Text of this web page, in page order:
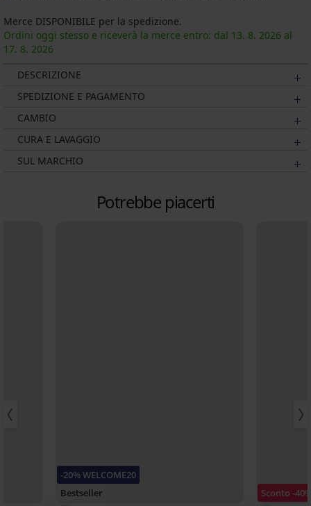
Merce DISPONIBILE per la spedizione.
Ordini oggi stesso e riceverà la merce entro: dal 13. 8. 2026 al
17. 8. 2026
DESCRIZIONE
SPEDIZIONE E PAGAMENTO
CAMBIO
CURA E LAVAGGIO
SUL MARCHIO
Potrebbe piacerti
-20% WELCOME20
Bestseller
Sconto -